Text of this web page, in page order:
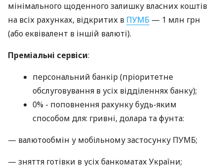
мінімального щоденного залишку власних коштів
на всіх рахунках, відкритих в ПУМБ — 1 млн грн
(або еквівалент в іншій валюті).
Преміальні сервіси:
персональний банкір (пріоритетне
обслуговування в усіх відділеннях банку);
0% - поповнення рахунку будь-яким
способом для: гривні, долара та фунта:
— валютообмін у мобільному застосунку ПУМБ;
— зняття готівки в усіх банкоматах України;